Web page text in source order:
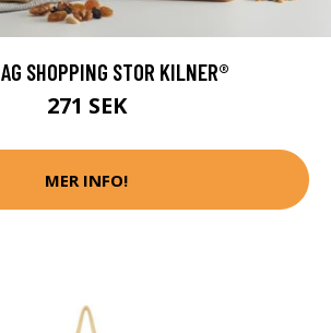
SHOPPING STOR KILNER®
271 SEK
MER INFO!